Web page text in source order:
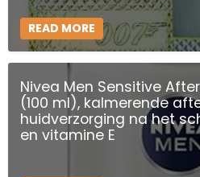
READ MORE
Nivea Men Sensitive
(100 ml), kalmerende
huidverzorging na het
en vitamine E